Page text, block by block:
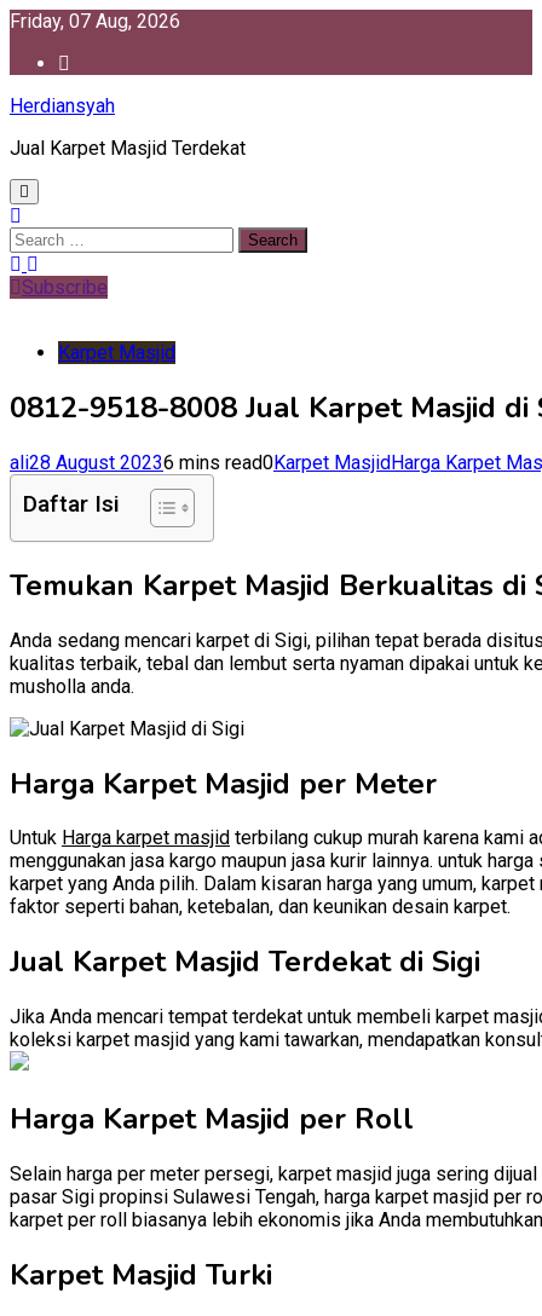
Skip
content
Friday, 07 Aug, 2026
Herdiansyah
Jual Karpet Masjid Terdekat
Search
for:
Subscribe
Karpet Masjid
0812-9518-8008 Jual Karpet Masjid di
ali28 August 20236 mins read0Karpet MasjidHarga Karpet
Daftar Isi
Temukan Karpet Masjid Berkualitas di
Anda sedang mencari karpet di Sigi, pilihan tepat berada
kualitas terbaik, tebal dan lembut serta nyaman dipakai untuk
musholla anda.
Harga Karpet Masjid per Meter
Untuk Harga karpet masjid terbilang cukup murah karena kami
menggunakan jasa kargo maupun jasa kurir lainnya. untuk
karpet yang Anda pilih. Dalam kisaran harga yang umum,
faktor seperti bahan, ketebalan, dan keunikan desain karpet.
Jual Karpet Masjid Terdekat di Sigi
Jika Anda mencari tempat terdekat untuk membeli karpet
koleksi karpet masjid yang kami tawarkan, mendapatkan
Harga Karpet Masjid per Roll
Selain harga per meter persegi, karpet masjid juga sering
pasar Sigi propinsi Sulawesi Tengah, harga karpet masjid per
karpet per roll biasanya lebih ekonomis jika Anda
Karpet Masjid Turki